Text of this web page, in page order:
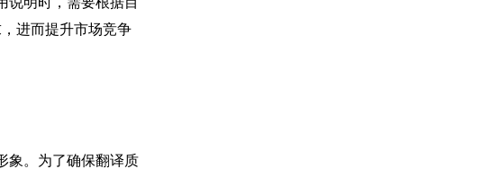
进而提升市场竞争
象。为了确保翻译质